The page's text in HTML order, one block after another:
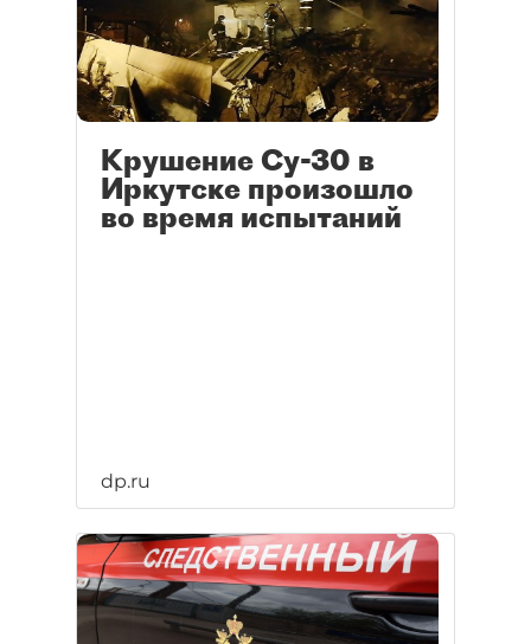
Крушение Су-30 в
Иркутске произошло
во время испытаний
dp.ru